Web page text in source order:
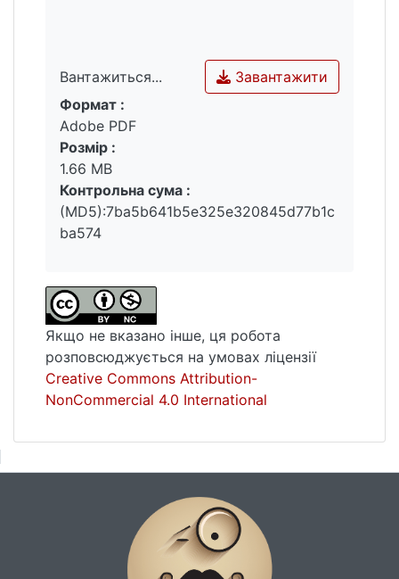
Вантажиться...
Вантажиться...
Завантажити
Формат :
Adobe PDF
Розмір :
1.66 MB
Контрольна сума :
(MD5):7ba5b641b5e325e320845d77b1c
ba574
Якщо не вказано інше, ця робота
розповсюджується на умовах ліцензії
Creative Commons Attribution-
NonCommercial 4.0 International